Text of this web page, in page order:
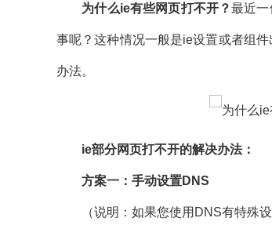
为什么ie有些网页打不开？最近
事呢？这种情况一般是ie设置或者组
办法。
ie部分网页打不开的解决办法：
方案一：手动设置DNS
（说明：如果您使用DNS有特殊设